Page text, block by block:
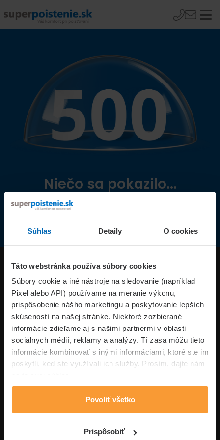
Súhlas Detaily O cookies
Táto webstránka používa súbory cookies
Súbory cookie a iné nástroje na sledovanie (napríklad
Pixel alebo API) používame na meranie výkonu,
prispôsobenie nášho marketingu a poskytovanie lepších
skúseností na našej stránke. Niektoré zozbierané
informácie zdieľame aj s našimi partnermi v oblasti
sociálnych médií, reklamy a analýzy. Tí zasa môžu tieto
informácie kombinovať s inými informáciami, ktoré ste im
poskytli, keď ste využívali ich služby. Prosím, dajte nám
Povoliť všetko
Prispôsobiť
Niečo sa pokazilo...
Přejít na úvodní stránku
Produkty
Superpoistenie.sk
Informácie
Typy poistení
Volajte pon-pia: 09:00–17:00 hod
0850 100 101
Napíšte nám